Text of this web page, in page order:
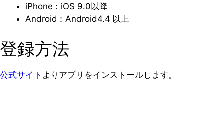
iPhone：iOS 9.0以降
Android：Android4.4 以上
登録方法
公式サイト よりアプリをインストールします。